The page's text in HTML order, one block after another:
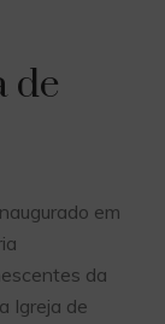
de
em
da
Igreja de